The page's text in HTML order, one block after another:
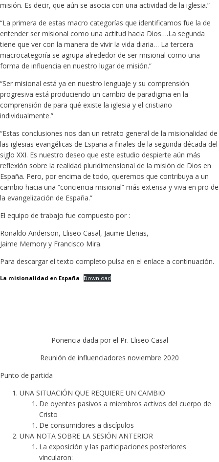
misión. Es decir, que aún se asocia con una actividad de la iglesia.”
“La primera de estas macro categorías que identificamos fue la de
entender ser misional como una actitud hacia Dios….La segunda
tiene que ver con la manera de vivir la vida diaria… La tercera
macrocategoría se agrupa alrededor de ser misional como una
forma de influencia en nuestro lugar de misión.”
“Ser misional está ya en nuestro lenguaje y su comprensión
progresiva está produciendo un cambio de paradigma en la
comprensión de para qué existe la iglesia y el cristiano
individualmente.”
“Estas conclusiones nos dan un retrato general de la misionalidad de
las iglesias evangélicas de España a finales de la segunda década del
siglo XXI. Es nuestro deseo que este estudio despierte aún más
reflexión sobre la realidad pluridimensional de la misión de Dios en
España. Pero, por encima de todo, queremos que contribuya a un
cambio hacia una “conciencia misional” más extensa y viva en pro de
la evangelización de España.”
El equipo de trabajo fue compuesto por :
Ronaldo Anderson, Eliseo Casal, Jaume Llenas,
Jaime Memory y Francisco Mira.
Para descargar el texto completo pulsa en el enlace a continuación.
La misionalidad en España Download
Ponencia dada por el Pr. Eliseo Casal
Reunión de influenciadores noviembre 2020
Punto de partida
UNA SITUACIÓN QUE REQUIERE UN CAMBIO
De oyentes pasivos a miembros activos del cuerpo de
Cristo
De consumidores a discípulos
UNA NOTA SOBRE LA SESIÓN ANTERIOR
La exposición y las participaciones posteriores
vincularon: